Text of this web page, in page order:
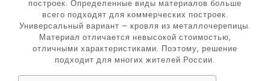
построек. Определенные виды материалов больше
всего подходят для коммерческих построек.
Универсальный вариант – кровля из металлочерепицы.
Материал отличается невысокой стоимостью,
отличными характеристиками. Поэтому, решение
подходит для многих жителей России.